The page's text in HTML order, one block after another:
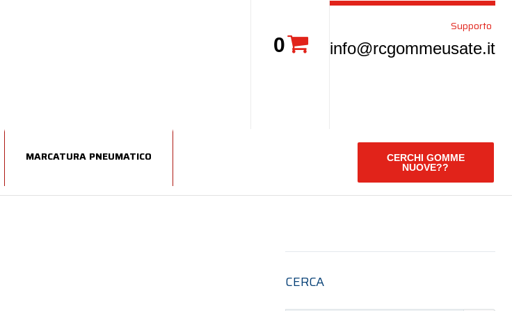
0
Supporto
info@rcgommeusate.it
CERCHI GOMME
NUOVE??
MARCATURA PNEUMATICO
CERCA